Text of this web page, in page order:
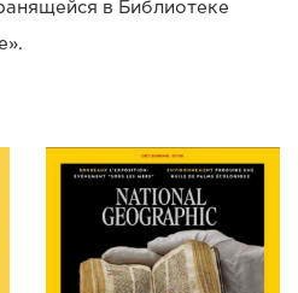
в Библиотеке